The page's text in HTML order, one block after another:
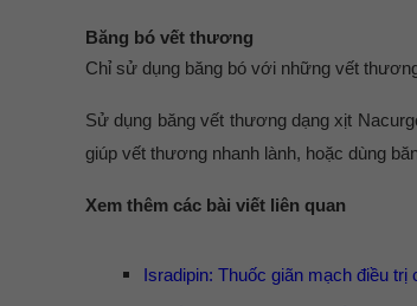
Băng bó vết thương
Chỉ sử dụng băng bó với những vết
Sử dụng băng vết thương dạng xịt
giúp vết thương nhanh lành, hoặc dùng
Xem thêm các bài viết liên quan
Isradipin: Thuốc giãn mạch điều trị